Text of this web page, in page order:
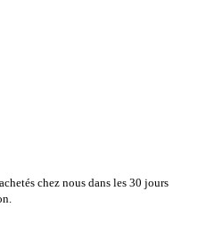
chez nous dans les 30 jours